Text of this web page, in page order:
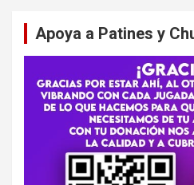
Apoya a Patines y